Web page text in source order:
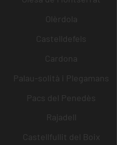
Olèrdola
Castelldefels
Cardona
Palau-solità i Plegamans
Pacs del Penedès
Rajadell
Castellfullit del Boix